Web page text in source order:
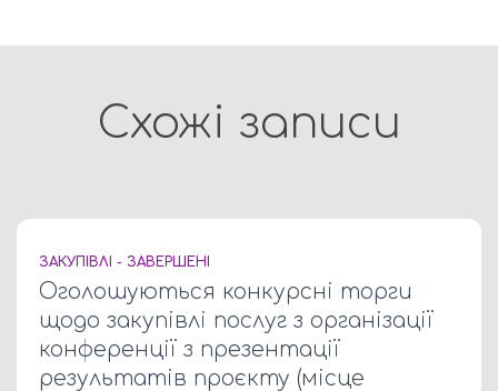
Схожі записи
ЗАКУПІВЛІ - ЗАВЕРШЕНІ
Оголошуються конкурсні торги
щодо закупівлі послуг з організації
конференції з презентації
результатів проєкту (місце